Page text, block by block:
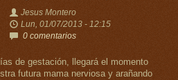
Jesus Montero
Lun, 01/07/2013 - 12:15
0 comentarios
de gestación, llegará el momento
futura mama nerviosa y arañando